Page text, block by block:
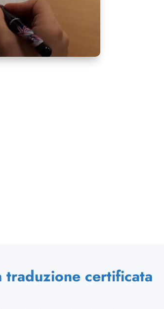
certificata